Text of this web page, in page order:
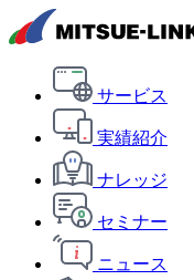
サービス
実績紹介
ナレッジ
セミナー
ニュース